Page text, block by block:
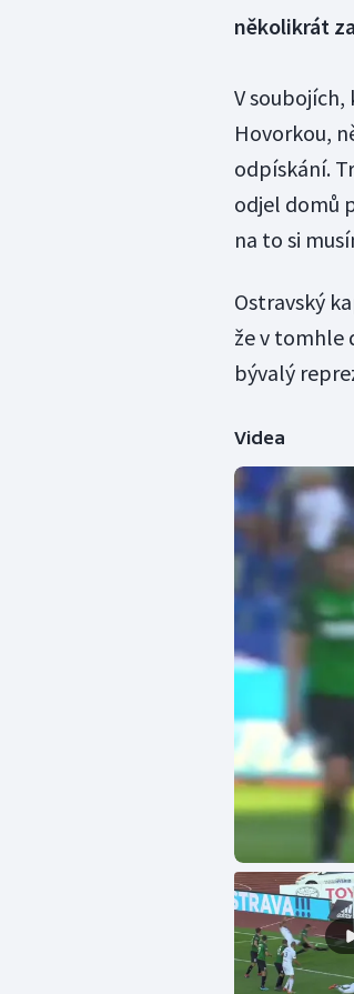
několikrát
V
Hovorkou,
odpískání.
odjel domů
na to si
Ostravský
že v tomhle
bývalý
Videa